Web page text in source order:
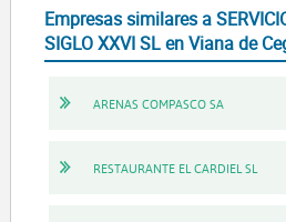
Empresas similares a
SIGLO XXVI SL en Viana de
ARENAS COMPASCO SA
RESTAURANTE EL CARDIEL SL